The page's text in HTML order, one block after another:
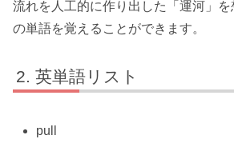
流れを人工的に作り出した「運河」を
の単語を覚えることができます。
英単語リスト
pull